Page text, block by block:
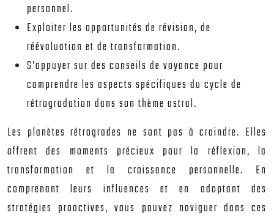
personnel.
Exploiter les opportunités de révision, de
réévaluation et de transformation.
S’appuyer sur des conseils de voyance pour
comprendre les aspects spécifiques du cycle de
rétrogradation dans son thème astral.
Les planètes rétrogrades ne sont pas à craindre. Elles
offrent des moments précieux pour la réflexion, la
transformation et la croissance personnelle. En
comprenant leurs influences et en adoptant des
stratégies proactives, vous pouvez naviguer dans ces